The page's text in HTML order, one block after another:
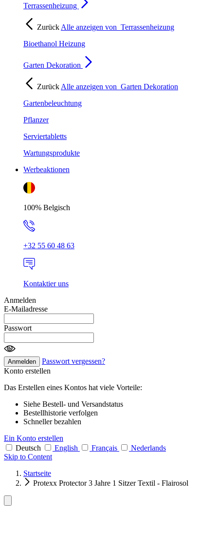
Terrassenheizung
Zurück Alle anzeigen von Terrassenheizung
Bioethanol Heizung
Garten Dekoration
Zurück Alle anzeigen von Garten Dekoration
Gartenbeleuchtung
Pflanzer
Serviertabletts
Wartungsprodukte
Werbeaktionen
100% Belgisch
+32 55 60 48 63
Kontaktier uns
Anmelden
E-Mailadresse
Passwort
Anmelden
Passwort vergessen?
Konto erstellen
Das Erstellen eines Kontos hat viele Vorteile:
Siehe Bestell- und Versandstatus
Bestellhistorie verfolgen
Schneller bezahlen
Ein Konto erstellen
Deutsch
English Français
Nederlands
Skip to Content
Startseite
Protexx Protector 3 Jahre 1 Sitzer Textil - Flairosol